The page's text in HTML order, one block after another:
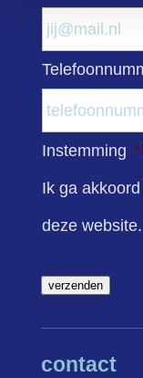
Instemming *
Ik ga
deze website.
verzenden
contact